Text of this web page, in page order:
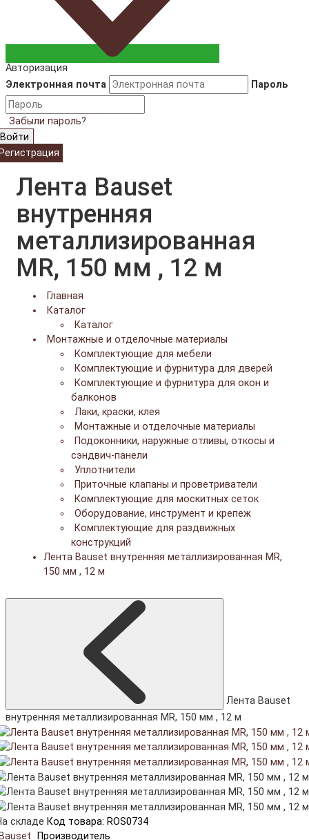
Авторизация
Электронная почта
Пароль
Забыли пароль?
Войти
Лента Bauset
внутренняя
металлизированная
MR, 150 мм , 12 м
Главная
Каталог
Каталог
Монтажные и отделочные материалы
Комплектующие для мебели
Комплектующие и фурнитура для дверей
Комплектующие и фурнитура для окон и
балконов
Лаки, краски, клея
Монтажные и отделочные материалы
Подоконники, наружные отливы, откосы и
сэндвич-панели
Уплотнители
Приточные клапаны и проветриватели
Комплектующие для москитных сеток
Оборудование, инструмент и крепеж
Комплектующие для раздвижных
конструкций
Лента Bauset внутренняя металлизированная MR,
150 мм , 12 м
Лента Bauset
внутренняя металлизированная MR, 150 мм , 12 м
складе Код товара: ROS0734
Производитель